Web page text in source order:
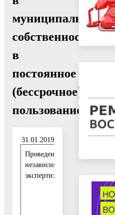
муниципальной
собственности,
в
постоянное
(бессрочное)
пользование"
31.01.2019
Проведение
независимой
экспертизы: